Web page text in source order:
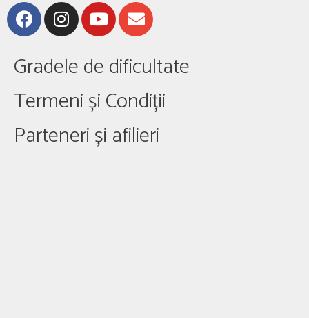
Gradele de dificultate
Termeni și Condiții
Parteneri și afilieri